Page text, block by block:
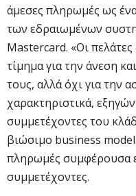
άμεσες πληρωμές ως
των εδραιωμένων
Mastercard. «Οι
τίμημα για την άνεση
τους, αλλά όχι για την
χαρακτηριστικά,
συμμετέχοντες του
βιώσιμο business model
πληρωμές συμφέρουσα
συμμετέχοντες.